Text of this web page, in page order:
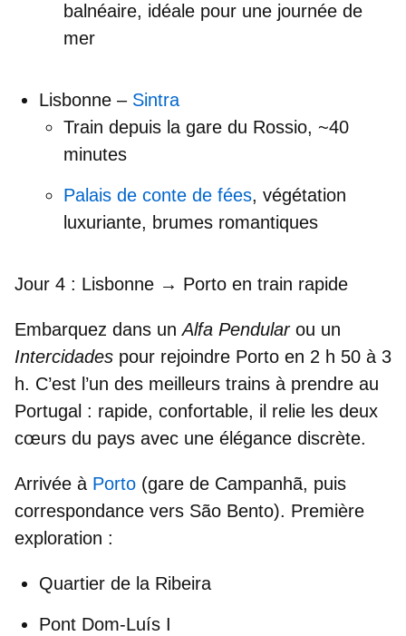
balnéaire, idéale pour une journée de
mer
Lisbonne – Sintra
Train depuis la gare du Rossio, ~40
minutes
Palais de conte de fées, végétation
luxuriante, brumes romantiques
Jour 4 : Lisbonne → Porto en train rapide
Embarquez dans unAlfa Pendular ou un
Intercidades pour rejoindre Porto en 2 h 50 à 3
h. C’est l’un des meilleurs trains à prendre au
Portugal : rapide, confortable, il relie les deux
cœurs du pays avec une élégance discrète.
Arrivée à Porto (gare de Campanhã, puis
correspondance vers São Bento). Première
exploration :
Quartier de la Ribeira
Pont Dom-Luís I